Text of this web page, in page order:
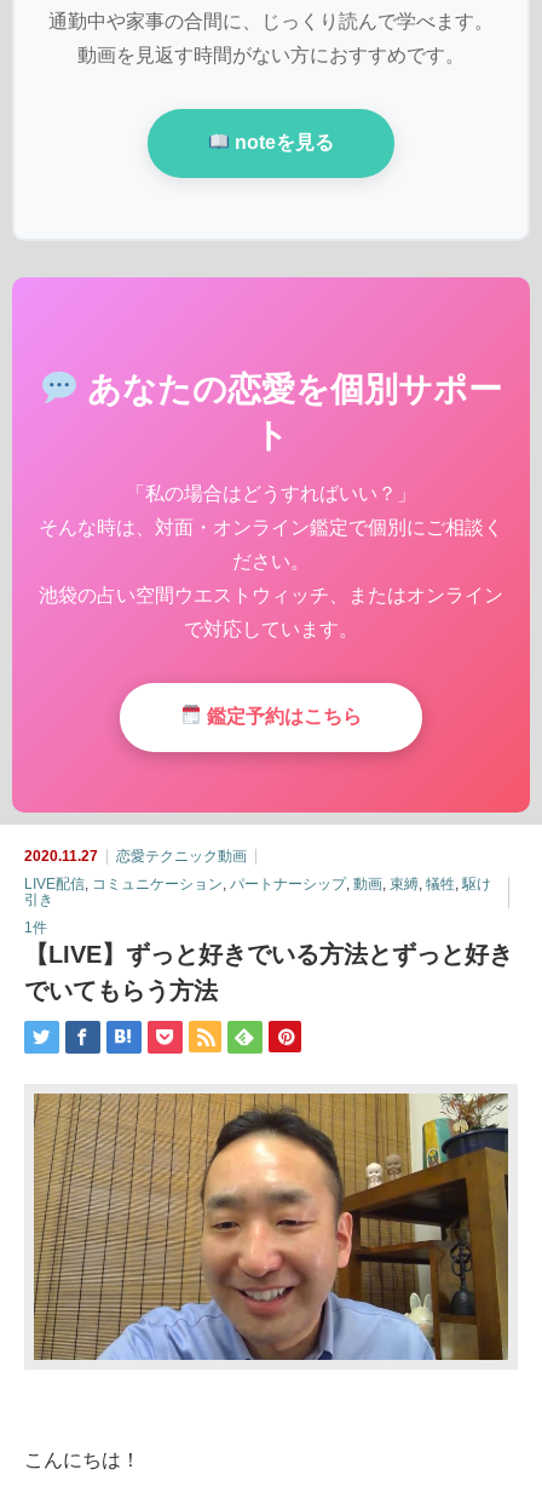
通勤中や家事の合間に、じっくり読んで学べます。
動画を見返す時間がない方におすすめです。
noteを見る
あなたの恋愛を個別サポー
ト
「私の場合はどうすればいい？」
そんな時は、対面・オンライン鑑定で個別にご相談く
ださい。
池袋の占い空間ウエストウィッチ、またはオンライン
で対応しています。
鑑定予約はこちら
2020.11.27
恋愛テクニック動画
LIVE配信 コミュニケーション パートナーシップ, 動画 束縛 犠牲 駆け
引き
1件
【LIVE】ずっと好きでいる方法とずっと好き
でいてもらう方法
こんにちは！